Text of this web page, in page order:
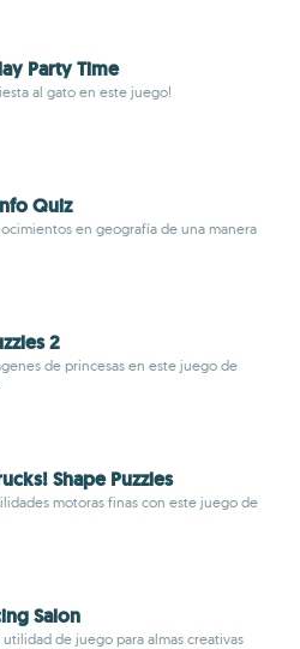
Party Time
al gato en este juego!
Quiz
en geografía de una manera
2
de princesas en este juego de
Shape Puzzles
motoras finas con este juego de
Salon
de juego para almas creativas